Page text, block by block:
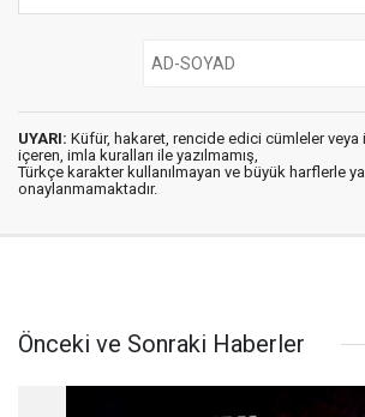
UYARI: Küfür, hakaret, rencide edici cümleler veya
içeren, imla kuralları ile yazılmamış,
Türkçe karakter kullanılmayan ve büyük harflerle
onaylanmamaktadır.
Önceki ve Sonraki Haberler